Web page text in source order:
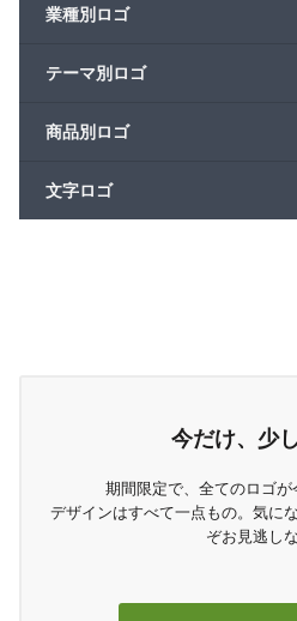
業種別ロゴ
テーマ別ロゴ
商品別ロゴ
文字ロゴ
今だけ、少
期間限定で、全てのロゴが
デザインはすべて一点もの。気に
ぞお見逃しな